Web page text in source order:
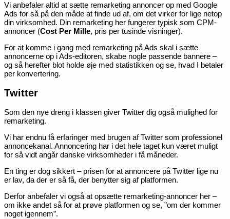
Vi anbefaler altid at sætte remarketing annoncer op med Google
Ads for så på den måde at finde ud af, om det virker for lige netop
din virksomhed. Din remarketing her fungerer typisk som CPM-
annoncer (Cost Per Mille, pris per tusinde visninger).
For at komme i gang med remarketing på Ads skal i sætte
annoncerne op i Ads-editoren, skabe nogle passende bannere –
og så herefter blot holde øje med statistikken og se, hvad I betaler
per konvertering.
Twitter
Som den nye dreng i klassen giver Twitter dig også mulighed for
remarketing.
Vi har endnu få erfaringer med brugen af Twitter som professionel
annoncekanal. Annoncering har i det hele taget kun været muligt
for så vidt angår danske virksomheder i få måneder.
En ting er dog sikkert – prisen for at annoncere på Twitter lige nu
er lav, da der er så få, der benytter sig af platformen.
Derfor anbefaler vi også at opsætte remarketing-annoncer her –
om ikke andet så for at prøve platformen og se, ”om der kommer
noget igennem”.